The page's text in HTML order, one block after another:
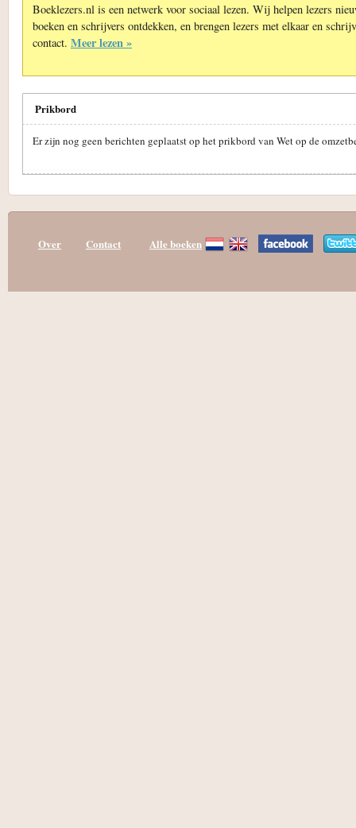
Boeklezers.nl is een netwerk voor sociaal lezen. Wij helpen lezers
boeken en schrijvers ontdekken, en brengen lezers met elkaar en
contact. Meer lezen »
Prikbord
Er zijn nog geen berichten geplaatst op het prikbord van Wet op de
Over Contact Alle boeken